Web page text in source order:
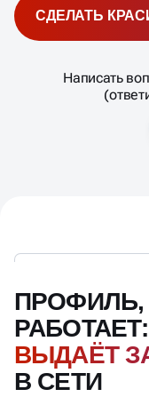
Написать
СДЕЛАТЬ
РАБОТАЕТ:
ВЫДАЁТ
В СЕТИ